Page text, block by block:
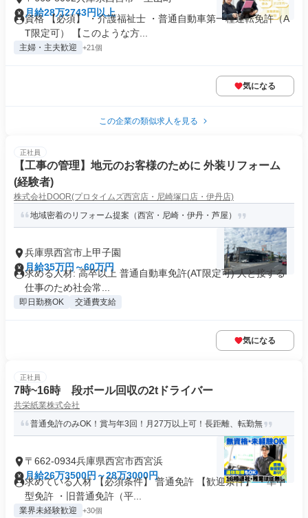
月給28万2743円以上
資格 【必須】 ・介護福祉士 ・普通自動車第一種運転免許（A
T限定可） 【このような方...
主婦・主夫歓迎 +21個
気になる
この企業の類似求人を見る
正社員
【工事の管理】地元のお客様のために 外装リフォーム
(経験者)
株式会社DOOR(プロタイムズ西宮店・尼崎塚口店・伊丹店)
地域密着のリフォーム提案（西宮・尼崎・伊丹・芦屋）
兵庫県西宮市上甲子園
月給35万円～60万円
求める人材: 高卒以上 普通自動車免許(AT限定可) 人と接する
仕事のため社会常...
即日勤務OK 交通費支給
気になる
正社員
7時~16時 段ボール回収の2tドライバー
共栄紙業株式会社
普通免許のみOK！賞与年3回！月27万以上可！長距離、転勤無
〒662-0934兵庫県西宮市西宮浜
月給26万3500円～28万3000円
求めている人材 【必須条件】 普通免許 【歓迎条件】 ・準中
型免許 ・旧普通免許（平...
業界未経験歓迎 +30個